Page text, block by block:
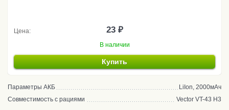
Цена: 23 ₽
В наличии
Купить
Параметры АКБ
LiIon, 2000мАч
Совместимость с рациями
Vector VT-43 H3